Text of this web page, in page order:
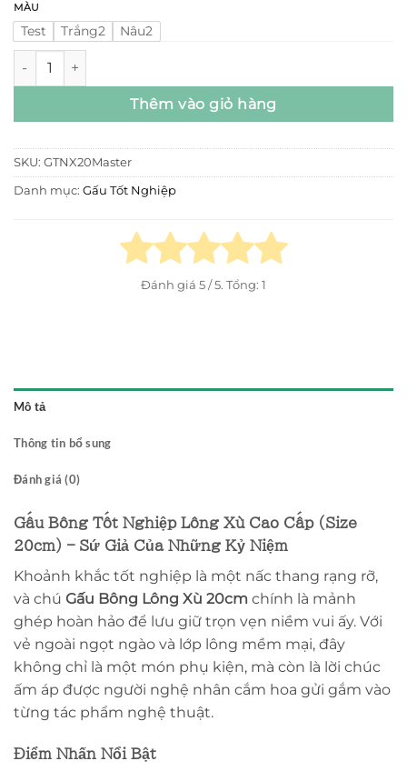
MÀU
Test Trắng2
Nâu2
Gấu Bông Tốt Nghiệp Lông Xù size 20cm số lượng
Thêm vào giỏ hàng
SKU: GTNX20Master
Danh mục: Gấu Tốt Nghiệp
Đánh giá 5/ 5. Tổng: 1
Mô tả
Thông tin bổ sung
Đánh giá (0)
Gấu Bông Tốt Nghiệp Lông Xù Cao Cấp (Size
20cm) – Sứ Giả Của Những Kỷ Niệm
Khoảnh khắc tốt nghiệp là một nấc thang rạng rỡ,
và chú Gấu Bông Lông Xù 20cm chính là mảnh
ghép hoàn hảo để lưu giữ trọn vẹn niềm vui ấy. Với
vẻ ngoài ngọt ngào và lớp lông mềm mại, đây
không chỉ là một món phụ kiện, mà còn là lời chúc
ấm áp được người nghệ nhân cắm hoa gửi gắm vào
từng tác phẩm nghệ thuật.
Điểm Nhấn Nổi Bật